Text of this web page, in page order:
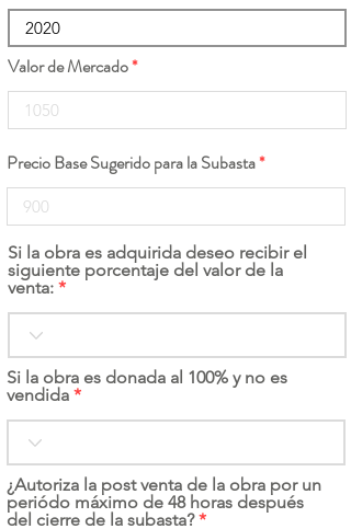
Valor de Mercado
Precio Base Sugerido para la Subasta
Si la obra es adquirida deseo recibir el
siguiente porcentaje del valor de la
venta:
Si la obra es donada al 100% y no es
vendida
¿Autoriza la post venta de la obra por un
periódo máximo de 48 horas después
del cierre de la subasta?